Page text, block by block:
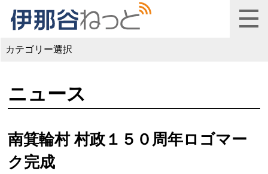
カテゴリー選択
ニュース
南箕輪村 村政１５０周年ロゴマー
ク完成